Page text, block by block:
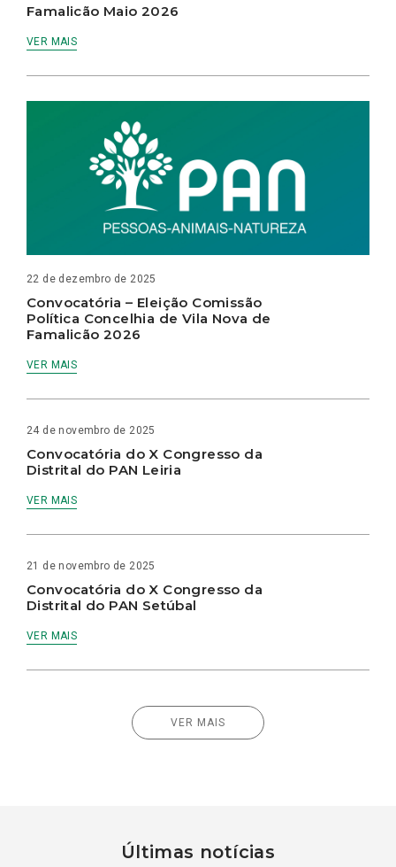
Famalicão Maio 2026
VER MAIS
22 de dezembro de 2025
Convocatória – Eleição Comissão
Política Concelhia de Vila Nova de
Famalicão 2026
VER MAIS
24 de novembro de 2025
Convocatória do X Congresso da
Distrital do PAN Leiria
VER MAIS
21 de novembro de 2025
Convocatória do X Congresso da
Distrital do PAN Setúbal
VER MAIS
VER MAIS
Últimas notícias